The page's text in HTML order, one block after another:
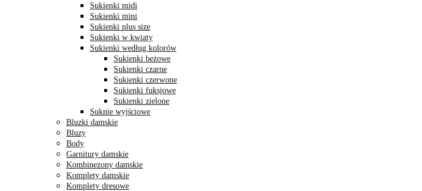
Sukienki midi
Sukienki mini
Sukienki plus size
Sukienki w kwiaty
Sukienki według kolorów
Sukienki beżowe
Sukienki czarne
Sukienki czerwone
Sukienki fuksjowe
Sukienki zielone
Suknie wyjściowe
Bluzki damskie
Bluzy
Body
Garnitury damskie
Kombinezony damskie
Komplety damskie
Komplety dresowe